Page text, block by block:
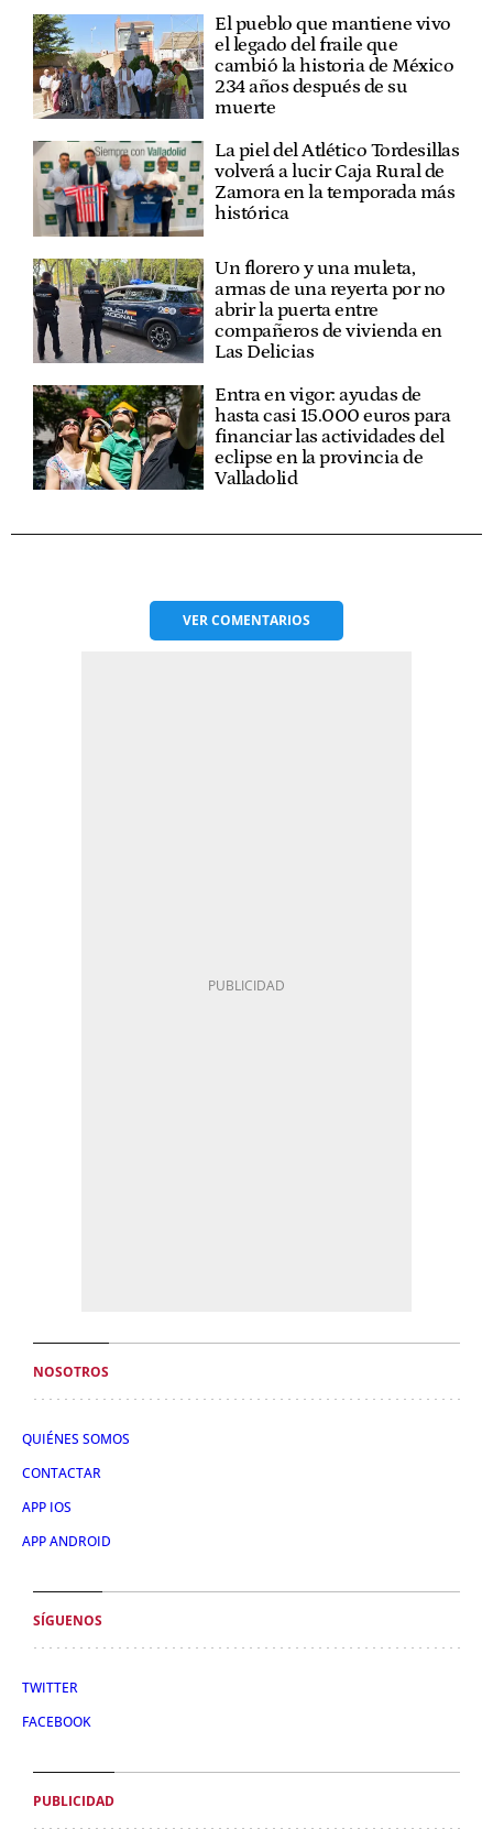
El pueblo que mantiene vivo
el legado del fraile que
cambió la historia de México
234 años después de su
muerte
La piel del Atlético Tordesillas
volverá a lucir Caja Rural de
Zamora en la temporada más
histórica
Un florero y una muleta,
armas de una reyerta por no
abrir la puerta entre
compañeros de vivienda en
Las Delicias
Entra en vigor: ayudas de
hasta casi 15.000 euros para
financiar las actividades del
eclipse en la provincia de
Valladolid
VERCOMENTARIOS
NOSOTROS
QUIÉNES SOMOS
CONTACTAR
APP IOS
APP ANDROID
SÍGUENOS
TWITTER
FACEBOOK
PUBLICIDAD